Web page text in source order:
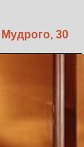
30